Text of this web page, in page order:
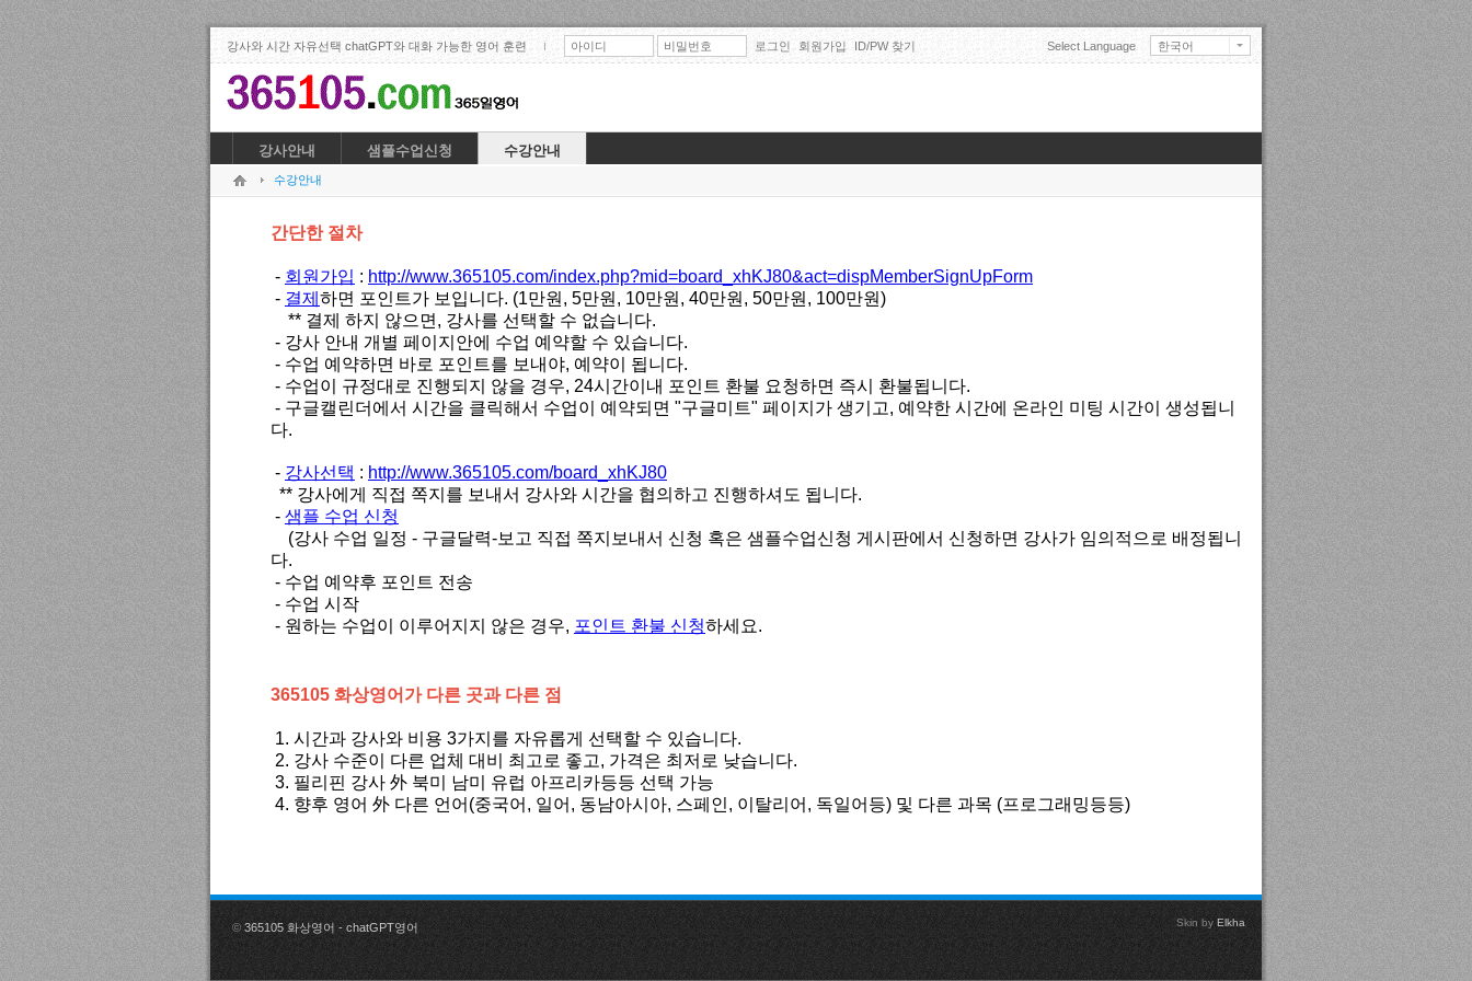
강사와 시간 자유선택 chatGPT와 대화 가능한 영어 훈련 로그인 회원가입 ID/PW 찾기 Select Language
한국어
English
Deutsch
강사안내 샘플수업신청 수강안내
수강안내
간단한 절차
- 회원가입 : http://www.365105.com/index.php?mid=board_xhKJ80&act=dispMemberSignUpForm
- 결제 하면 포인트가 보입니다. (1만원, 5만원, 10만원, 40만원, 50만원, 100만원)
** 결제 하지 않으면, 강사를 선택할 수 없습니다.
- 강사 안내 개별 페이지안에 수업 예약할 수 있습니다.
- 수업 예약하면 바로 포인트를 보내야, 예약이 됩니다.
- 수업이 규정대로 진행되지 않을 경우, 24시간이내 포인트 환불 요청하면 즉시 환불됩니다.
- 구글캘린더에서 시간을 클릭해서 수업이 예약되면 "구글미트" 페이지가 생기고, 예약한 시간에 온라인 미팅 시간이 생성됩니
다.
- 강사선택 : http://www.365105.com/board_xhKJ80
** 강사에게 직접 쪽지를 보내서 강사와 시간을 협의하고 진행하셔도 됩니다.
- 샘플 수업 신청
(강사 수업 일정 - 구글달력-보고 직접 쪽지보내서 신청 혹은 샘플수업신청 게시판에서 신청하면 강사가 임의적으로 배정됩니
다.
- 수업 예약후 포인트 전송
- 수업 시작
- 원하는 수업이 이루어지지 않은 경우, 포인트 환불 신청하세요.
365105 화상영어가 다른 곳과 다른 점
1. 시간과 강사와 비용 3가지를 자유롭게 선택할 수 있습니다.
2. 강사 수준이 다른 업체 대비 최고로 좋고, 가격은 최저로 낮습니다.
3. 필리핀 강사 外 북미 남미 유럽 아프리카등등 선택 가능
4. 향후 영어 外 다른 언어(중국어, 일어, 동남아시아, 스페인, 이탈리어, 독일어등) 및 다른 과목 (프로그래밍등등)
© 365105 화상영어 - chatGPT영어 Skin by Elkha